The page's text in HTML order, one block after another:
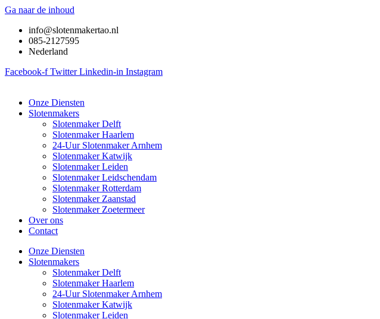
Ga naar de inhoud
info@slotenmakertao.nl
085-2127595
Nederland
Facebook-f Twitter Linkedin-in Instagram
Onze Diensten
Slotenmakers
Slotenmaker Delft
Slotenmaker Haarlem
24-Uur Slotenmaker Arnhem
Slotenmaker Katwijk
Slotenmaker Leiden
Slotenmaker Leidschendam
Slotenmaker Rotterdam
Slotenmaker Zaanstad
Slotenmaker Zoetermeer
Over ons
Contact
Onze Diensten
Slotenmakers
Slotenmaker Delft
Slotenmaker Haarlem
24-Uur Slotenmaker Arnhem
Slotenmaker Katwijk
Slotenmaker Leiden